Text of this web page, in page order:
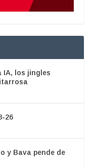
IA, los jingles
26
y Bava pende de